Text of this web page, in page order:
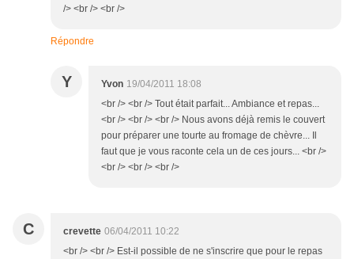
/> <br /> <br />
Répondre
Y Yvon 19/04/2011 18:08
<br /> <br /> Tout était parfait... Ambiance et repas...
<br /> <br /> <br /> Nous avons déjà remis le couvert
pour préparer une tourte au fromage de chèvre... Il
faut que je vous raconte cela un de ces jours... <br />
<br /> <br /> <br />
C crevette 06/04/2011 10:22
<br /> <br /> Est-il possible de ne s'inscrire que pour le repas